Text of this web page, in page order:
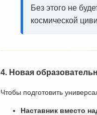
Без этого не
космической
4. Новая
Чтобы подготовить
Наставник вместо